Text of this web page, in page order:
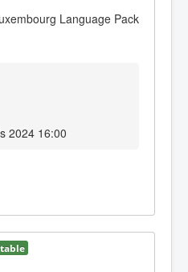
Language Pack
2024 16:00